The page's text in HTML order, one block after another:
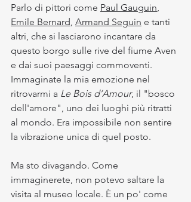
Parlo di pittori come Paul Gauguin,
Emile Bernard, Armand Seguin e tanti
altri, che si lasciarono incantare da
questo borgo sulle rive del fiume Aven
e dai suoi paesaggi commoventi.
Immaginate la mia emozione nel
ritrovarmi a Le Bois d’Amour, il "bosco
dell'amore", uno dei luoghi più ritratti
al mondo. Era impossibile non sentire
la vibrazione unica di quel posto.
Ma sto divagando. Come
immaginerete, non potevo saltare la
visita al museo locale. È un po' come